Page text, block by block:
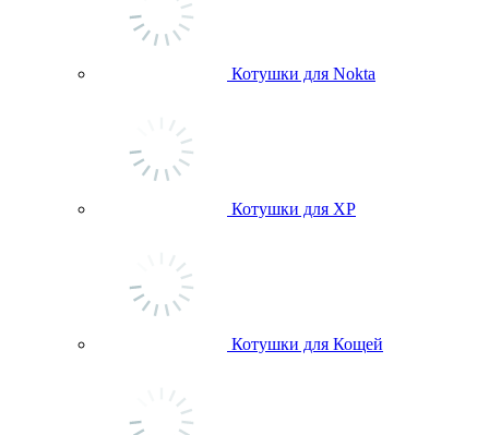
Котушки для Nokta
Котушки для ХР
Котушки для Кощей